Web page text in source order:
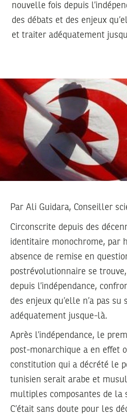
nouvelle fois depuis
des débats et des enjeux
et traiter adéquatement
Par Ali Guidara, Conseiller
Circonscrite depuis des
identitaire monochrome, par
absence de remise en
postrévolutionnaire se
depuis l’indépendance,
des enjeux qu’elle n’a pas
adéquatement jusque-là.
Après l’indépendance, le
post-monarchique a en effet
constitution qui a décrété le
tunisien serait arabe et
multiples composantes de la
C’était sans doute pour les